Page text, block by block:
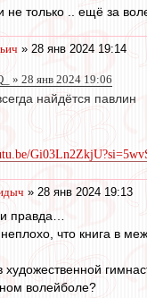
не только .. ещё за
» 28 янв 2024 19:14
» 28 янв 2024 19:06
найдётся павлин
» 28 янв 2024 19:13
правда…
что книга в
художественной
волейболе?